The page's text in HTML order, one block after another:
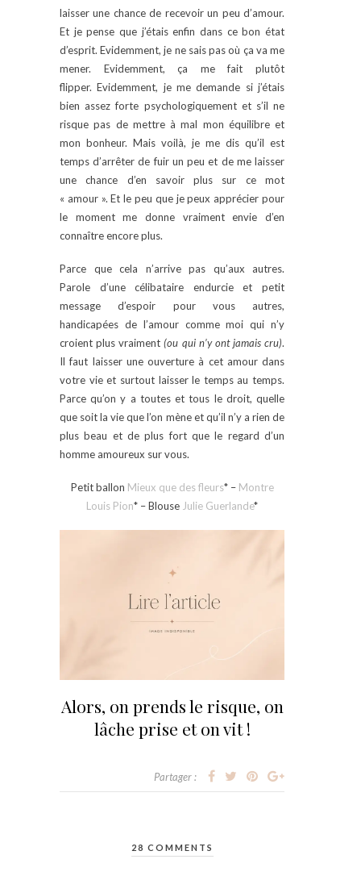
laisser une chance de recevoir un peu d’amour.
Et je pense que j’étais enfin dans ce bon état
d’esprit. Evidemment, je ne sais pas où ça va me
mener. Evidemment, ça me fait plutôt
flipper. Evidemment, je me demande si j’étais
bien assez forte psychologiquement et s’il ne
risque pas de mettre à mal mon équilibre et
mon bonheur. Mais voilà, je me dis qu’il est
temps d’arrêter de fuir un peu et de me laisser
une chance d’en savoir plus sur ce mot
« amour ». Et le peu que je peux apprécier pour
le moment me donne vraiment envie d’en
connaître encore plus.
Parce que cela n’arrive pas qu’aux autres.
Parole d’une célibataire endurcie et petit
message d’espoir pour vous autres,
handicapées de l’amour comme moi qui n’y
croient plus vraiment(ou qui n’y ont jamais cru).
Il faut laisser une ouverture à cet amour dans
votre vie et surtout laisser le temps au temps.
Parce qu’on y a toutes et tous le droit, quelle
que soit la vie que l’on mène et qu’il n’y a rien de
plus beau et de plus fort que le regard d’un
homme amoureux sur vous.
Petit ballon Mieux que des fleurs* – Montre
Louis Pion* – Blouse Julie Guerlande*
Alors, on prends le risque, on
lâche prise et on vit !
Partager :
28 COMMENTS